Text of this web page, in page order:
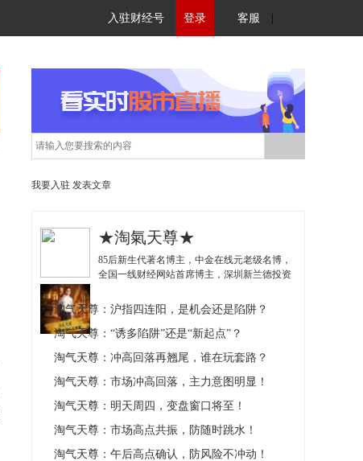
入驻财经号 登录 客服
我要入驻 发表文章
★淘氣天尊★
85后新生代著名博主，中金在线元老级名博，
全国一线财经网站首席博主，深圳新兰德投资
与《波段高抛低吸理论》的实战结合，深受投
资者推崇！
淘气天尊：沪指四连阳，是机会还是陷阱？
淘气天尊：“诱多陷阱”还是“新起点”？
淘气天尊：冲高回落再翘尾，谁在玩套路？
淘气天尊：市场冲高回落，主力意图明显！
淘气天尊：明天周四，变盘窗口将至！
淘气天尊：市场高点共振，防随时跳水！
淘气天尊：午后高点确认，防风险不冲动！